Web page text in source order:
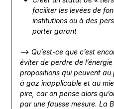
faciliter les levées de
institutions ou à des
porter garant
—> Qu’est-ce que c’est
éviter de perdre de
propositions qui peuvent au
à gaz inapplicable et au
pire, car on pense alors
par une fausse mesure. La